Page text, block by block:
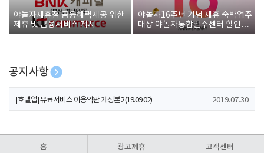
야놀자제휴점 금융혜택제공 위한
제휴 및 금융서비스 게시
야놀자16주년 기념 제휴 숙박업주
대상 야놀자통합발주센터 할인쿠
폰 증정
공지사항
[호텔업] 개인정보 처리방침 개정본1 (19.09.02)
[호텔업] 유료서비스 이용약관 개정본2 (19.09.02) 2019.07.30
홈 광고제휴 고객센터